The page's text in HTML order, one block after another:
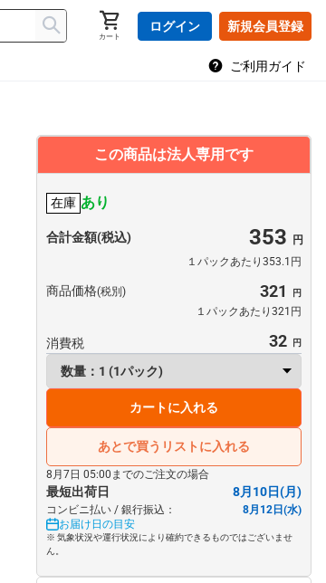
カート
ログイン 新規会員登録
ご利用ガイド
この商品は法人専用です
在庫 あり
合計金額(税込) 353
１パックあたり353.1円
商品価格(税別) 321
１パックあたり321円
消費税 32
カートに入れる
あとで買うリストに入れる
8月7日 05:00までのご注文の場合
最短出荷日 8月10日(月)
コンビニ払い / 銀行振込：
8月12日(水)
お届け日の目安
※ 気象状況や運行状況により確約できるものではございませ
ん。